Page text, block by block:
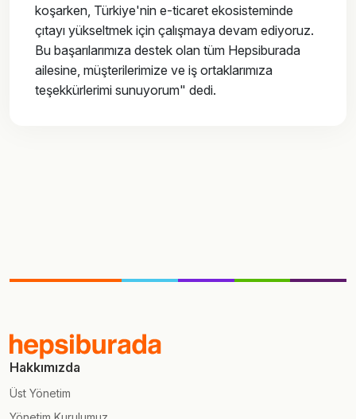
koşarken, Türkiye'nin e-ticaret ekosisteminde
çıtayı yükseltmek için çalışmaya devam ediyoruz.
Bu başarılarımıza destek olan tüm Hepsiburada
ailesine, müşterilerimize ve iş ortaklarımıza
teşekkürlerimi sunuyorum" dedi.
Hakkımızda
Üst Yönetim